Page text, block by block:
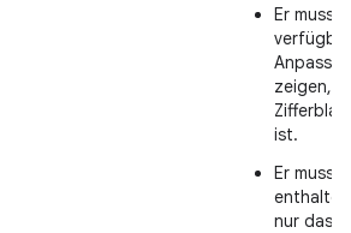
Er muss
zeigen,
ist.
Er muss
nur das